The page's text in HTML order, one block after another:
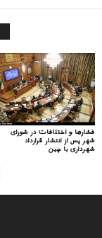
فشارها و اختلافات در شورای
شهر پس از انتشار قرارداد
شهرداری با چین